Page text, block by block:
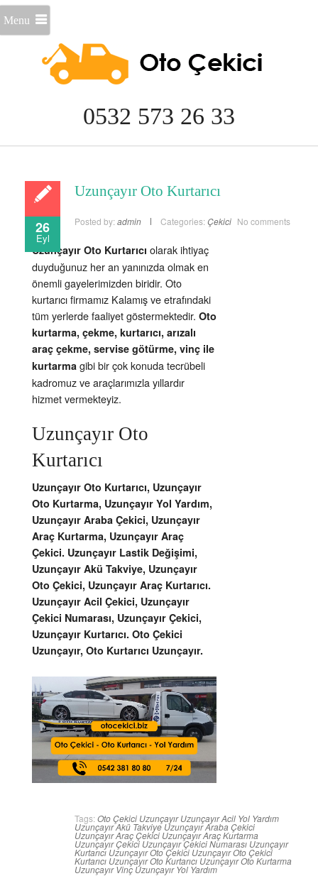
0532 573 26 33
Menu
26
Eyl
Uzunçayır Oto Kurtarıcı
Posted by: admin Categories: Çekici No comments
Uzunçayır Oto Kurtarıcı olarak ihtiyaç
duyduğunuz her an yanınızda olmak en
önemli gayelerimizden biridir. Oto
kurtarıcı firmamız Kalamış ve etrafındaki
tüm yerlerde faaliyet göstermektedir. Oto
kurtarma, çekme, kurtarıcı, arızalı
araç çekme, servise götürme, vinç ile
kurtarma gibi bir çok konuda tecrübeli
kadromuz ve araçlarımızla yıllardır
hizmet vermekteyiz.
Uzunçayır Oto
Kurtarıcı
Uzunçayır Oto Kurtarıcı, Uzunçayır
Oto Kurtarma, Uzunçayır Yol Yardım,
Uzunçayır Araba Çekici, Uzunçayır
Araç Kurtarma, Uzunçayır Araç
Çekici. Uzunçayır Lastik Değişimi,
Uzunçayır Akü Takviye, Uzunçayır
Oto Çekici, Uzunçayır Araç Kurtarıcı.
Uzunçayır Acil Çekici, Uzunçayır
Çekici Numarası, Uzunçayır Çekici,
Uzunçayır Kurtarıcı. Oto Çekici
Uzunçayır, Oto Kurtarıcı Uzunçayır.
Tags: Oto Çekici Uzunçayır Uzunçayır Acil Yol Yardım
Uzunçayır Akü Takviye Uzunçayır Araba Çekici
Uzunçayır Araç Çekici Uzunçayır Araç Kurtarma
Uzunçayır Çekici Uzunçayır Çekici Numarası Uzunçayır
Kurtarıcı Uzunçayır Oto Çekici Uzunçayır Oto Çekici
Kurtarıcı Uzunçayır Oto Kurtarıcı Uzunçayır Oto Kurtarma
Uzunçayır Vinç Uzunçayır Yol Yardım